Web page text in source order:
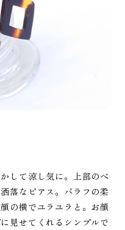
して涼し気に。上部のべ
落なピアス。バラフの柔
の横でユラユラと。お顔
見せてくれるシンプルで